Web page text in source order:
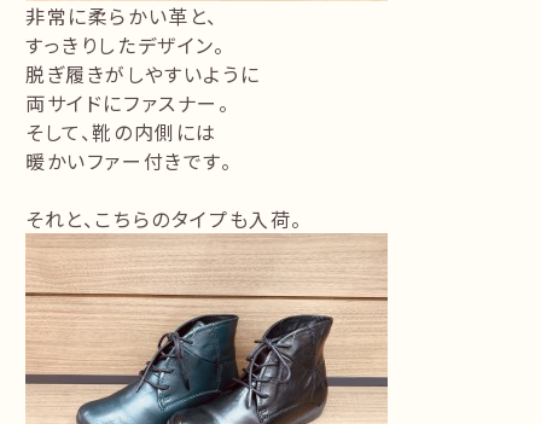
非常に柔らかい革と、
すっきりしたデザイン。
脱ぎ履きがしやすいように
両サイドにファスナー。
そして、靴の内側には
暖かいファー付きです。
それと、こちらのタイプも入荷。